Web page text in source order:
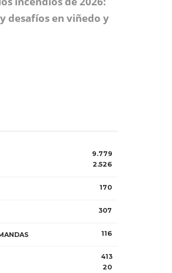
desafíos en viñedo y
9.779
2.526
170
307
116
413
20